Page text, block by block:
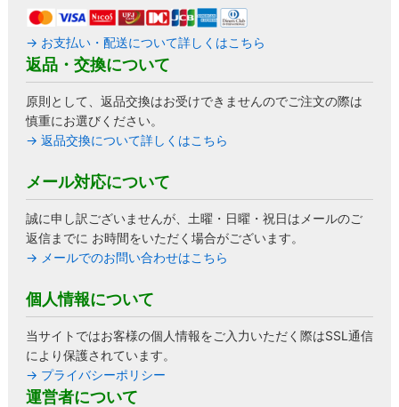
→ お支払い・配送について詳しくはこちら
返品・交換について
原則として、返品交換はお受けできませんのでご注文の際は
慎重にお選びください。
→ 返品交換について詳しくはこちら
メール対応について
誠に申し訳ございませんが、土曜・日曜・祝日はメールのご
返信までに お時間をいただく場合がございます。
→ メールでのお問い合わせはこちら
個人情報について
当サイトではお客様の個人情報をご入力いただく際はSSL通信
により保護されています。
→ プライバシーポリシー
運営者について